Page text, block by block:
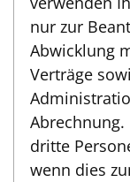
nur zur
Abwicklung
Verträge
dritte
wenn dies